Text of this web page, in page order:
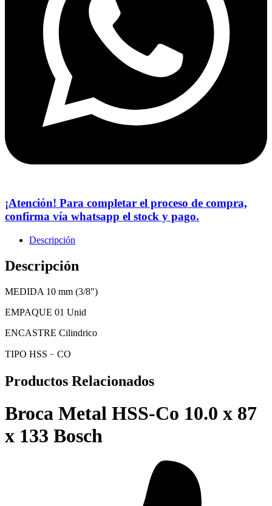
¡Atención! Para completar el proceso de compra,
confirma vía whatsapp el stock y pago.
Descripción
Descripción
MEDIDA 10 mm (3/8″)
EMPAQUE 01 Unid
ENCASTRE Cilindrico
TIPO HSS﹣CO
Productos Relacionados
Broca Metal HSS-Co 10.0 x 87
x 133 Bosch